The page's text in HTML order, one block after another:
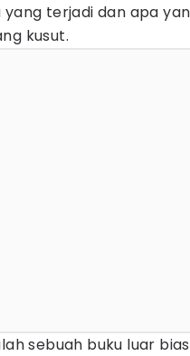
terjadi dan apa
kusut.
sebuah buku luar